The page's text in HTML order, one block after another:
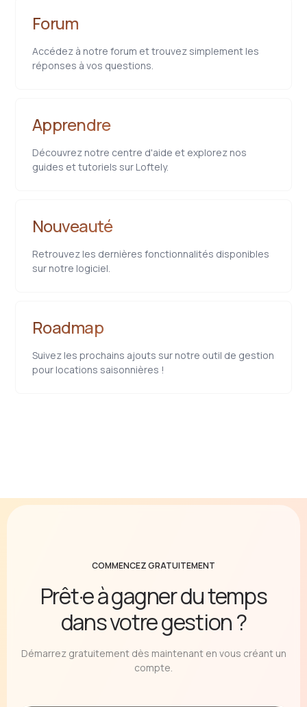
Forum
Accédez à notre forum et trouvez simplement les
réponses à vos questions.
Apprendre
Découvrez notre centre d'aide et explorez nos
guides et tutoriels sur Loftely.
Nouveauté
Retrouvez les dernières fonctionnalités disponibles
sur notre logiciel.
Roadmap
Suivez les prochains ajouts sur notre outil de gestion
pour locations saisonnières !
COMMENCEZ GRATUITEMENT
Prêt·e à gagner du temps
dans votre gestion ?
Démarrez gratuitement dès maintenant en vous créant un
compte.